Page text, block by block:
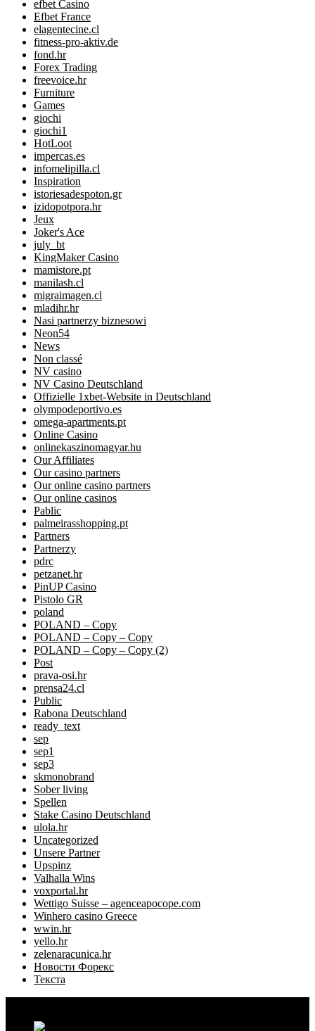
efbet Casino
Efbet France
elagentecine.cl
fitness-pro-aktiv.de
fond.hr
Forex Trading
freevoice.hr
Furniture
Games
giochi
giochi1
HotLoot
impercas.es
infomelipilla.cl
Inspiration
istoriesadespoton.gr
izidopotpora.hr
Jeux
Joker's Ace
july_bt
KingMaker Casino
mamistore.pt
manilash.cl
migraimagen.cl
mladihr.hr
Nasi partnerzy biznesowi
Neon54
News
Non classé
NV casino
NV Casino Deutschland
Offizielle 1xbet-Website in Deutschland
olympodeportivo.es
omega-apartments.pt
Online Casino
onlinekaszinomagyar.hu
Our Affiliates
Our casino partners
Our online casino partners
Our online casinos
Pablic
palmeirasshopping.pt
Partners
Partnerzy
pdrc
petzanet.hr
PinUP Casino
Pistolo GR
poland
POLAND – Copy
POLAND – Copy – Copy
POLAND – Copy – Copy (2)
Post
prava-osi.hr
prensa24.cl
Public
Rabona Deutschland
ready_text
sep
sep1
sep3
skmonobrand
Sober living
Spellen
Stake Casino Deutschland
ulola.hr
Uncategorized
Unsere Partner
Upspinz
Valhalla Wins
voxportal.hr
Wettigo Suisse – agenceapocope.com
Winhero casino Greece
wwin.hr
yello.hr
zelenaracunica.hr
Новости Форекс
Текста